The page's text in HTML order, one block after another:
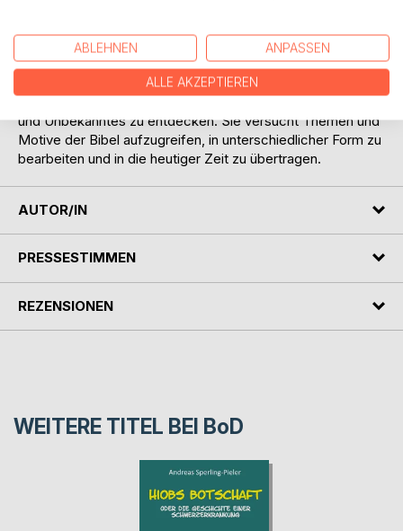
Suche, bzw. den Umgang mit den Texten.
"Unter der Oberfläche" ist der zehnte Band aus der Reihe
"Mit Bibel überLeben". Die Reihe will anregen, Bibeltexte
auf ganz persönliche Art neu zu lesen und so Verborgenes
und Unbekanntes zu entdecken. Sie versucht Themen und
Motive der Bibel aufzugreifen, in unterschiedlicher Form zu
bearbeiten und in die heutiger Zeit zu übertragen.
AUTOR/IN
PRESSESTIMMEN
REZENSIONEN
WEITERE TITEL BEI BoD
ABLEHNEN ANPASSEN
ALLE AKZEPTIEREN